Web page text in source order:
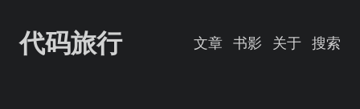
代码旅行 文章 书影 关于 搜索